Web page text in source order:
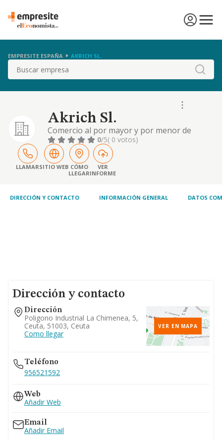
EMPRESITE ESPAÑA AKRICH SL.
Buscar
Akrich Sl.
Comercio al por mayor y por menor de
articulos de confeccion y complementos
0/5( 0 votos)
LLAMARSITIO WEB CÓMO
LLEGAR
VER
INFORME
DIRECCIÓN Y CONTACTO INFORMACIÓN GENERAL DATOS
Dirección y contacto
Dirección
Poligono Industrial La Chimenea, 5,
Ceuta, 51003, Ceuta
Como llegar
VER EN MAPA
Teléfono
956521592
Web
Añadir Web
Email
Añadir Email